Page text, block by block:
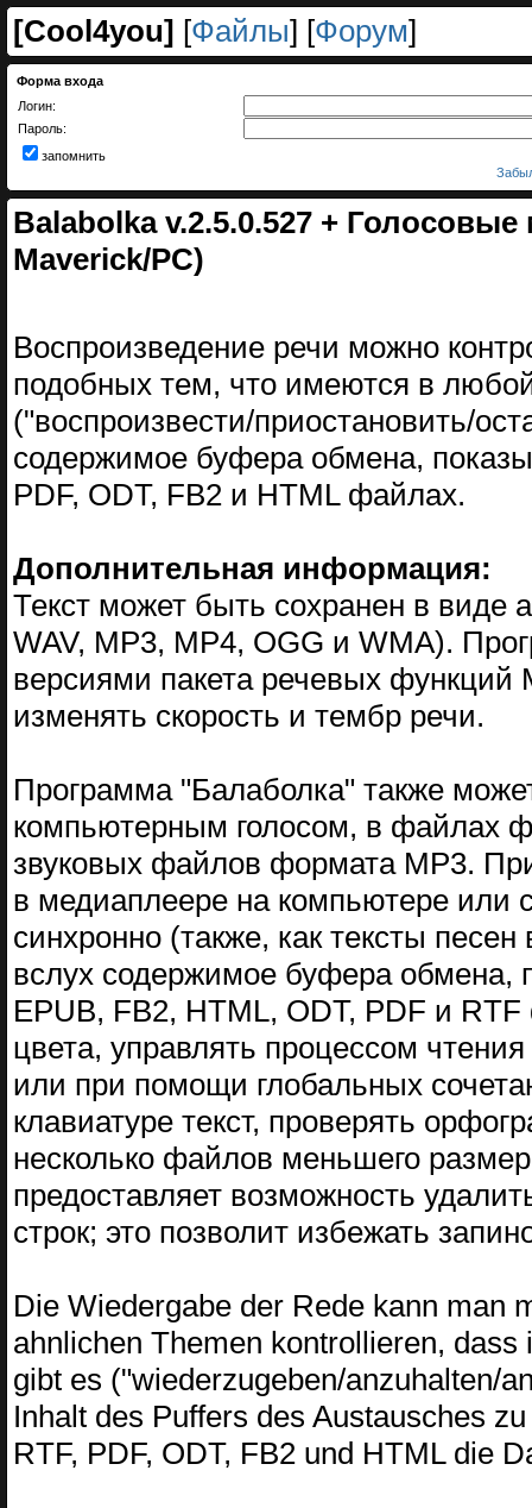
[Cool4you] [Файлы] [Форум]
Форма входа
Логин:
Пароль:
запомнить
Balabolka v.2.5.0.527 +
Maverick/PC)
Воспроизведение речи можно
подобных тем, что имеются в
("воспроизвести/приостановить/
содержимое буфера обмена,
PDF, ODT, FB2 и HTML файлах.
Дополнительная информация:
Текст может быть сохранен в
WAV, MP3, MP4, OGG и WMA).
версиями пакета речевых функций
изменять скорость и тембр речи.
Программа "Балаболка" также
компьютерным голосом, в файлах
звуковых файлов формата MP3.
в медиаплеере на компьютере или
синхронно (также, как тексты
вслух содержимое буфера обмена,
EPUB, FB2, HTML, ODT, PDF и
цвета, управлять процессом
или при помощи глобальных
клавиатуре текст, проверять
несколько файлов меньшего
предоставляет возможность
строк; это позволит избежать
Die Wiedergabe der Rede kann man
ahnlichen Themen kontrollieren,
gibt es ("wiederzugeben/anzuhalten/
Inhalt des Puffers des Austausches
RTF, PDF, ODT, FB2 und HTML die